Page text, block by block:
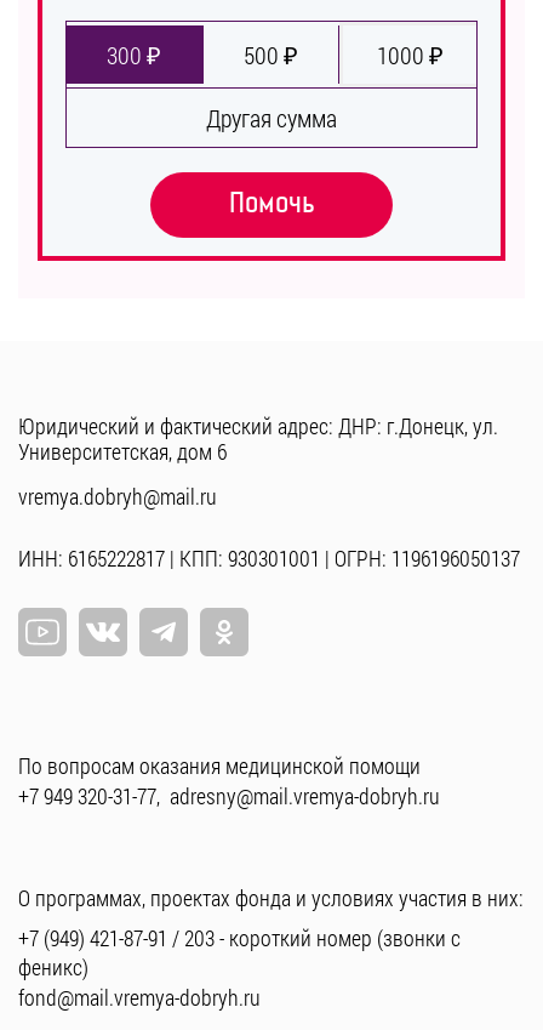
300 ₽ 500 ₽
1000 ₽
Другая сумма
Помочь
Юридический и фактический адрес: ДНР: г.Донецк, ул.
Университетская, дом 6
vremya.dobryh@mail.ru
ИНН: 6165222817 | КПП: 930301001 | ОГРН: 1196196050137
По вопросам оказания медицинской помощи
+7 949 320-31-77, adresny@mail.vremya-dobryh.ru
О программах, проектах фонда и условиях участия в них:
+7 (949) 421-87-91 / 203- короткий номер (звонки с
феникс)
fond@mail.vremya-dobryh.ru